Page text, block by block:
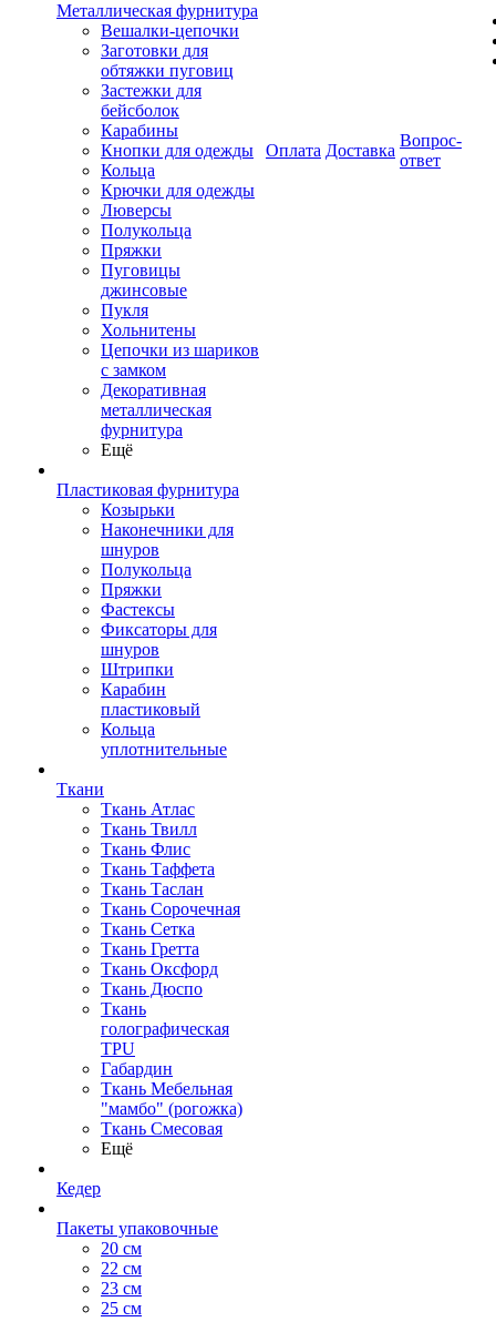
Металлическая фурнитура
Вешалки-цепочки
Заготовки для
обтяжки пуговиц
Застежки для
бейсболок
Карабины
Кнопки для одежды
Кольца
Крючки для одежды
Люверсы
Полукольца
Пряжки
Пуговицы
джинсовые
Пукля
Хольнитены
Цепочки из шариков
с замком
Декоративная
металлическая
фурнитура
Ещё
Пластиковая фурнитура
Козырьки
Наконечники для
шнуров
Полукольца
Пряжки
Фастексы
Фиксаторы для
шнуров
Штрипки
Карабин
пластиковый
Кольца
уплотнительные
Ткани
Ткань Атлас
Ткань Твилл
Ткань Флис
Ткань Таффета
Ткань Таслан
Ткань Сорочечная
Ткань Сетка
Ткань Гретта
Ткань Оксфорд
Ткань Дюспо
Ткань
голографическая
TPU
Габардин
Ткань Мебельная
"мамбо" (рогожка)
Ткань Смесовая
Ещё
Кедер
Пакеты упаковочные
20 см
22 см
23 см
25 см
Оплата Доставка
Вопрос-
ответ